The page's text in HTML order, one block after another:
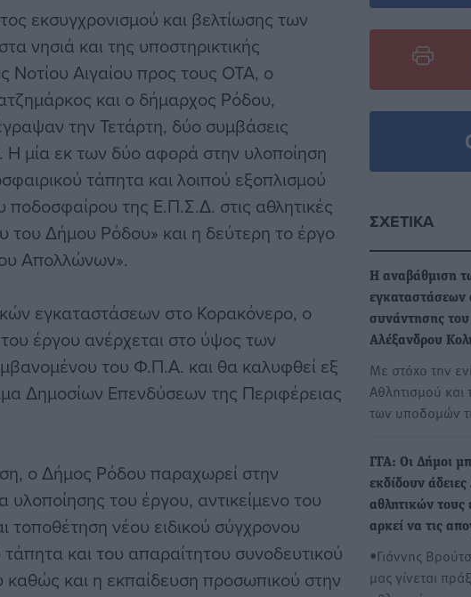
εκσυγχρονισμού και βελτίωσης των
νησιά και της υποστηρικτικής
Νοτίου Αιγαίου προς τους ΟΤΑ, ο
και ο δήμαρχος Ρόδου,
την Τετάρτη, δύο συμβάσεις
Η μία εκ των δύο αφορά στην υλοποίηση
τάπητα και λοιπού εξοπλισμού
ποδοσφαίρου της Ε.Π.Σ.Δ. στις αθλητικές
του Δήμου Ρόδου» και η δεύτερη το έργο
Απολλώνων».
εγκαταστάσεων στο Κορακόνερο, ο
έργου ανέρχεται στο ύψος των
του Φ.Π.Α. και θα καλυφθεί εξ
Δημοσίων Επενδύσεων της Περιφέρειας
ο Δήμος Ρόδου παραχωρεί στην
υλοποίησης του έργου, αντικείμενο του
τοποθέτηση νέου ειδικού σύγχρονου
και του απαραίτητου συνοδευτικού
καθώς και η εκπαίδευση προσωπικού στην
ΣΧΕΤΙΚΆ
Η αναβάθμιση
εγκαταστάσεων
συνάντησης
Αλέξανδρου
Με στόχο την
Αθλητισμού
των υποδομών
ΓΓΑ: Οι Δήμοι
εκδίδουν
αθλητικών τους
αρκεί να τις
•Γιάννης
μας γίνεται